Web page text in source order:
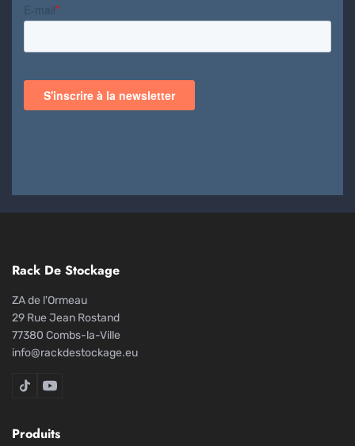
Rack De Stockage
ZA de l'Ormeau
29 Rue Jean Rostand
77380 Combs-la-Ville
info@rackdestockage.eu
Rack De Stockage sur TikTok
Rack De Stockage sur YouTube
Produits